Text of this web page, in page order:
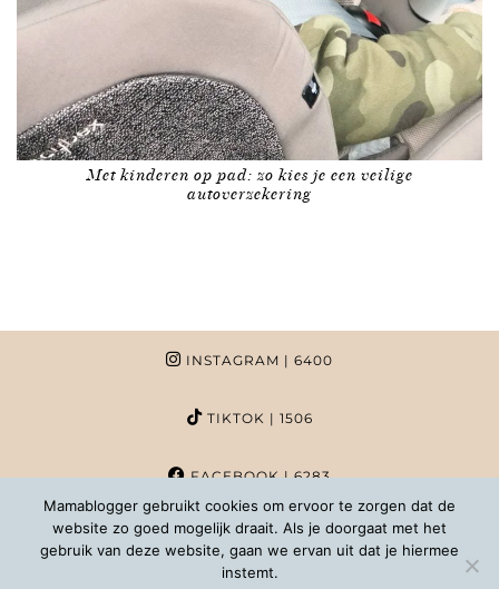
Met kinderen op pad: zo kies je een veilige
autoverzekering
INSTAGRAM | 6400
TIKTOK | 1506
FACEBOOK| 6283
PINTEREST | 1020
Mamablogger gebruikt cookies om ervoor te zorgen dat de
website zo goed mogelijk draait. Als je doorgaat met het
gebruik van deze website, gaan we ervan uit dat je hiermee
instemt.